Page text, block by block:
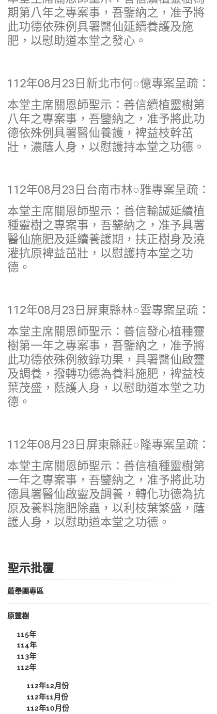
期第八年之專案事，吾鑒納之，准予將
此功德依殊例具署醫仙延續養護及施
肥，以慰助道本堂之發心。
112年08月23日新北市何○億專案呈疏：
本堂主席關恩師聖示：善信續植靈樹第
八年之專案事，吾鑒納之，准予將此功
德依殊例具署醫仙養護，裨益枝幹茁
壯，濃蔭人身，以慰護持本堂之功德。
112年08月23日台南市林○雅專案呈疏：
本堂主席關恩師聖示：善信輸誠延續植
種靈樹之專案事，吾鑒納之，准予具署
醫仙施肥及延續養護期，扶正樹身及澆
灌抗原裨益茁壯，以慰護持本堂之功
德。
112年08月23日屏東縣林○雲專案呈疏：
本堂主席關恩師聖示：善信發心植種靈
樹第一年之專案事，吾鑒納之，准予將
此功德依殊例敘錄功果，具署醫仙啟靈
及調養，撥轉功德為養料施肥，裨益枝
葉茂盛，蔭護人身，以慰助道本堂之功
德。
112年08月23日屏東縣莊○隆專案呈疏：
本堂主席關恩師聖示：善信植種靈樹第
一年之專案事，吾鑒納之，准予將此功
德具署醫仙啟靈及調養，轉化功德為抗
原及養料施肥除蟲，以利枝葉繁盛，蔭
護人身，以慰助道本堂之功德。
聖示批覆
薦舉團專區
原靈樹
115年
114年
113年
112年
112年12月份
112年11月份
112年10月份